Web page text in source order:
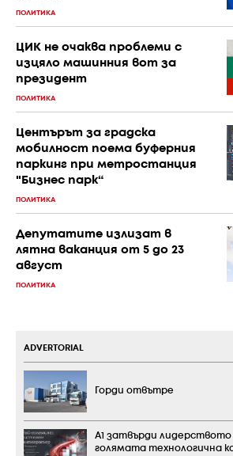
ПОЛИТИКА
ЦИК не очаква проблеми с
изцяло машинния вот за
президент
ПОЛИТИКА
Центърът за градска
мобилност поема буферния
паркинг при метростанция
"Бизнес парк“
ПОЛИТИКА
Депутатите излизат в
лятна ваканция от 5 до 23
август
ПОЛИТИКА
ADVERTORIAL
Горди отвътре
А1 затвърди
голямата технологична